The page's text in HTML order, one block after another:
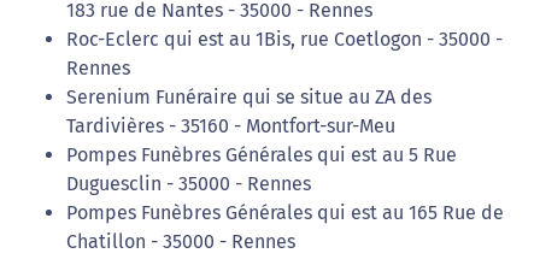
183 rue de Nantes - 35000 - Rennes
Roc-Eclerc qui est au 1Bis, rue Coetlogon - 35000 -
Rennes
Serenium Funéraire qui se situe au ZA des
Tardivières - 35160 - Montfort-sur-Meu
Pompes Funèbres Générales qui est au 5 Rue
Duguesclin - 35000 - Rennes
Pompes Funèbres Générales qui est au 165 Rue de
Chatillon - 35000 - Rennes